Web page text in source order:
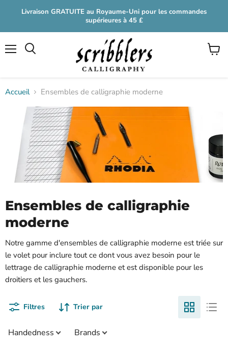
Livraison GRATUITE au Royaume-Uni pour les commandes
supérieures à 45 £
Voir
Accueil Ensembles de calligraphie moderne
Ensembles de calligraphie
moderne
Notre gamme d'ensembles de calligraphie moderne est triée sur
le volet pour inclure tout ce dont vous avez besoin pour le
lettrage de calligraphie moderne et est disponible pour les
droitiers et les gauchers.
Filtres Trier par
Handedness Brands